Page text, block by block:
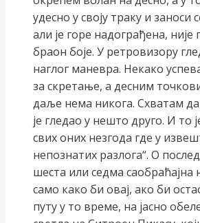
удесно у своју траку и
али је горе надограђена,
браон боје. У ретровизору
наглог маневра. Некако
за скретање, а десним
даље нема никога. Схватам
је гледао у нешто друго. И то
свих оних незгода где у
непознатих разлога“. О
шеста или седма саобраћајна
само како би овај, ако би
путу у то време, на јасно